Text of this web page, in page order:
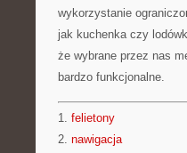
wykorzystanie
jak kuchenka czy
że wybrane przez nas
bardzo funkcjonalne.
1. felietony
2. nawigacja